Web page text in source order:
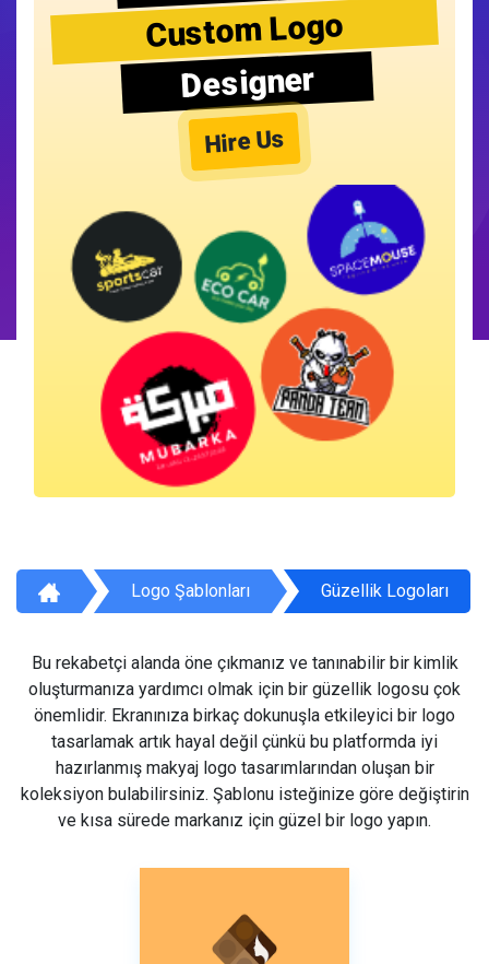
Custom Logo
Designer
Hire Us
Logo Şablonları Güzellik Logoları
Bu rekabetçi alanda öne çıkmanız ve tanınabilir bir kimlik
oluşturmanıza yardımcı olmak için bir güzellik logosu çok
önemlidir. Ekranınıza birkaç dokunuşla etkileyici bir logo
tasarlamak artık hayal değil çünkü bu platformda iyi
hazırlanmış makyaj logo tasarımlarından oluşan bir
koleksiyon bulabilirsiniz. Şablonu isteğinize göre değiştirin
ve kısa sürede markanız için güzel bir logo yapın.